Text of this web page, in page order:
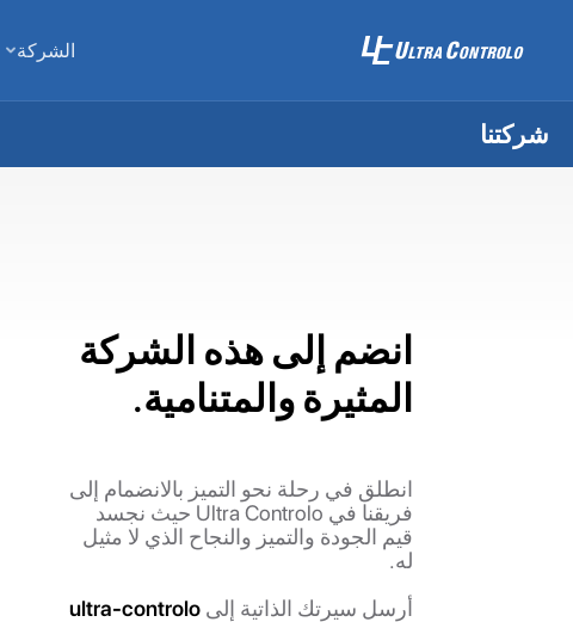
الشركة
شركتنا
انضم إلى هذه الشركة
المثيرة والمتنامية.
انطلق في رحلة نحو التميز بالانضمام إلى
فريقنا في Ultra Controlo حيث نجسد
قيم الجودة والتميز والنجاح الذي لا مثيل
له.
أرسل سيرتك الذاتية إلىultra-controlo